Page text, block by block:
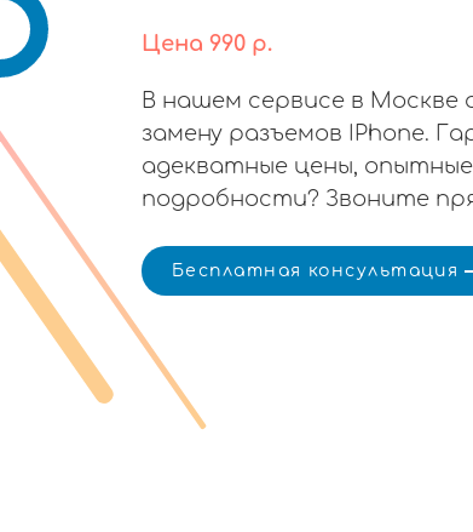
Цена 990 р.
В нашем сервисе в
замену разъемов IPhone.
адекватные цены,
подробности? Звоните
Бесплатная консультация